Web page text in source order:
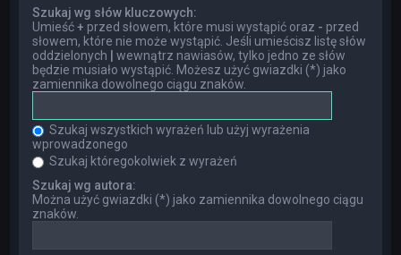
Szukaj wg słów kluczowych:
Umieść+ przed słowem, które musi wystąpić oraz - przed
słowem, które nie może wystąpić. Jeśli umieścisz listę słów
oddzielonych
wewnątrz nawiasów, tylko jedno ze słów
będzie musiało wystąpić. Możesz użyć gwiazdki (*) jako
zamiennika dowolnego ciągu znaków.
Szukaj wszystkich wyrażeń lub użyj wyrażenia
wprowadzonego
Szukaj któregokolwiek z wyrażeń
Szukaj wg autora:
Można użyć gwiazdki (*) jako zamiennika dowolnego ciągu
znaków.